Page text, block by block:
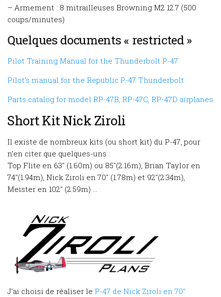
– Armement : 8 mitrailleuses Browning M2 12.7 (500
coups/minutes)
Quelques documents « restricted »
Pilot Training Manual for the Thunderbolt P-47
Pilot’s manual for the Republic P-47 Thunderbolt
Parts catalog for model RP-47B, RP-47C, RP-47D airplanes
Short Kit Nick Ziroli
Il existe de nombreux kits (ou short kit) du P-47, pour
n’en citer que quelques-uns :
Top Flite en 63″ (1.60m) ou 85″(2.16m), Brian Taylor en
74″(1.94m), Nick Ziroli en 70″ (1.78m) et 92″(2.34m),
Meister en 102″ (2.59m) …
J’ai choisi de réaliser le P-47 de Nick Ziroli en 70″